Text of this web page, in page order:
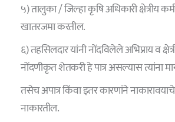
५) तालुका / जिल्हा कृषि अधिकारी क्षेत्रीय
खातरजमा करतील.
६) तहसिलदार यांनी नोंदविलेले अभिप्राय व
नोंदणीकृत शेतकरी हे पात्र असल्यास त्यांना
तसेच अपात्र किंवा इतर कारणांने
नाकारतील.